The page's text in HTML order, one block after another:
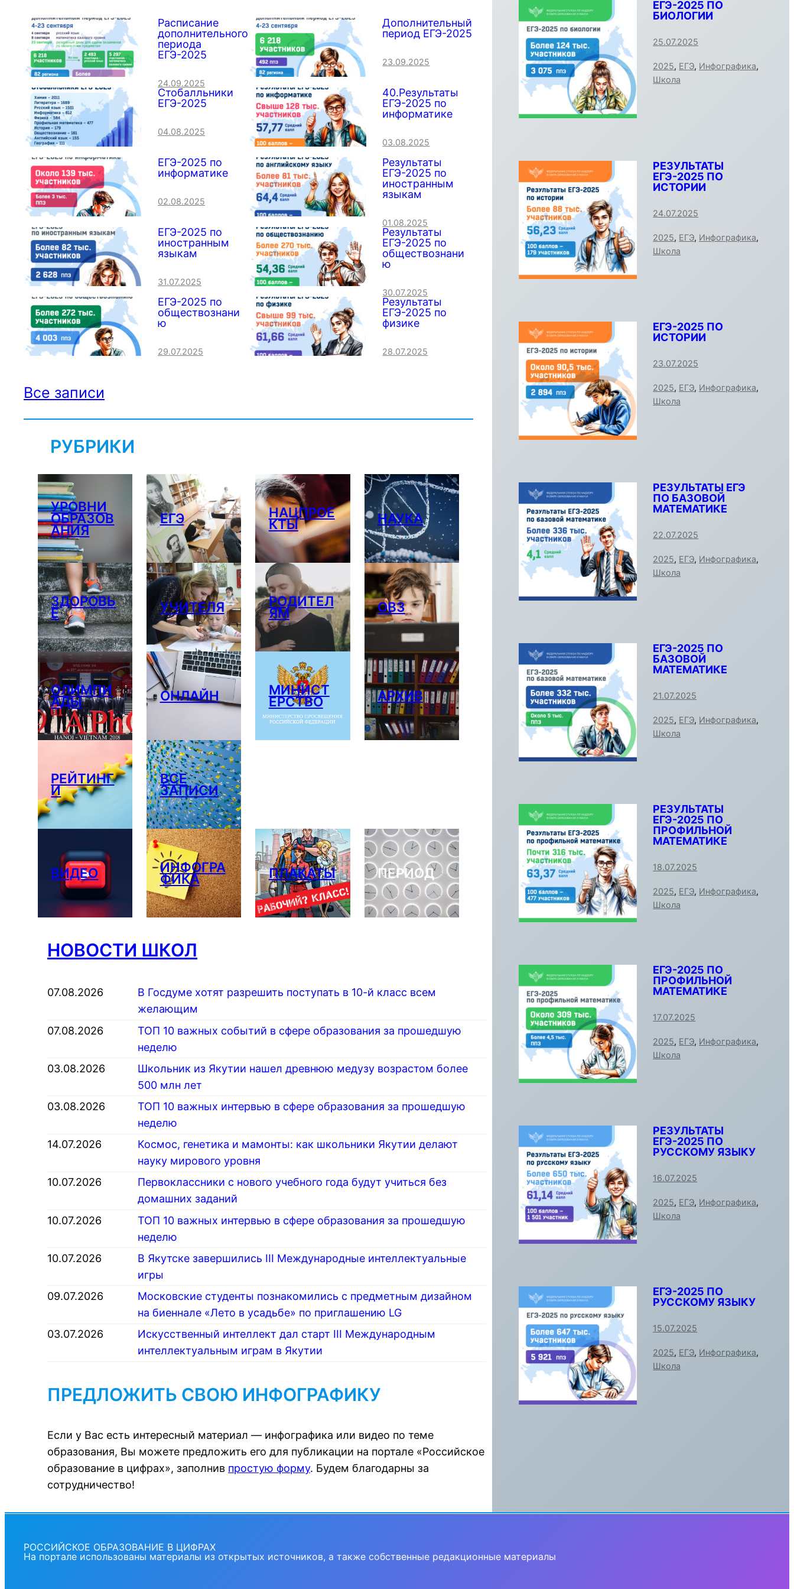
Расписание
дополнительного
периода
ЕГЭ-2025
24.09.2025
Дополнительный
период ЕГЭ-2025
23.09.2025
Стобалльники
ЕГЭ-2025
04.08.2025
40.Результаты
ЕГЭ-2025 по
информатике
03.08.2025
ЕГЭ-2025 по
информатике
02.08.2025
Результаты
ЕГЭ-2025 по
иностранным
языкам
01.08.2025
ЕГЭ-2025 по
иностранным
языкам
31.07.2025
Результаты
ЕГЭ-2025 по
обществознани
ю
30.07.2025
ЕГЭ-2025 по
обществознани
ю
29.07.2025
Результаты
ЕГЭ-2025 по
физике
28.07.2025
Все записи
РУБРИКИ
УРОВНИ
ОБРАЗОВ
АНИЯ
ЕГЭ НАЦПРОЕ
КТЫ НАУКА
ЗДОРОВЬ
Е УЧИТЕЛЯ РОДИТЕЛ
ЯМ ОВЗ
ОЛИМПИ
АДЫ ОНЛАЙН МИНИСТ
ЕРСТВО АРХИВ
РЕЙТИНГ
И
ВСЕ
ЗАПИСИ
ВИДЕО ИНФОГРА
ФИКА ПЛАКАТЫ ПЕРИОД
НОВОСТИ ШКОЛ
07.08.2026
В Госдуме хотят разрешить поступать в 10-й класс всем
желающим
07.08.2026
ТОП 10 важных событий в сфере образования за прошедшую
неделю
03.08.2026
Школьник из Якутии нашел древнюю медузу возрастом более
500 млн лет
03.08.2026
ТОП 10 важных интервью в сфере образования за прошедшую
неделю
14.07.2026
Космос, генетика и мамонты: как школьники Якутии делают
науку мирового уровня
10.07.2026
Первоклассники с нового учебного года будут учиться без
домашних заданий
10.07.2026
ТОП 10 важных интервью в сфере образования за прошедшую
неделю
10.07.2026
В Якутске завершились III Международные интеллектуальные
игры
09.07.2026
Московские студенты познакомились с предметным дизайном
на биеннале «Лето в усадьбе» по приглашению LG
03.07.2026
Искусственный интеллект дал старт III Международным
интеллектуальным играм в Якутии
ПРЕДЛОЖИТЬ СВОЮ ИНФОГРАФИКУ
Если у Вас есть интересный материал — инфографика или видео по теме
образования, Вы можете предложить его для публикации на портале «Российское
образование в цифрах», заполнив простую форму. Будем благодарны за
сотрудничество!
ЕГЭ-2025 ПО
БИОЛОГИИ
25.07.2025
2025, ЕГЭ, Инфографика,
Школа
РЕЗУЛЬТАТЫ
ЕГЭ-2025 ПО
ИСТОРИИ
24.07.2025
2025, ЕГЭ, Инфографика,
Школа
ЕГЭ-2025 ПО
ИСТОРИИ
23.07.2025
2025, ЕГЭ, Инфографика,
Школа
РЕЗУЛЬТАТЫ ЕГЭ
ПО БАЗОВОЙ
МАТЕМАТИКЕ
22.07.2025
2025, ЕГЭ, Инфографика,
Школа
ЕГЭ-2025 ПО
БАЗОВОЙ
МАТЕМАТИКЕ
21.07.2025
2025, ЕГЭ, Инфографика,
Школа
РЕЗУЛЬТАТЫ
ЕГЭ-2025 ПО
ПРОФИЛЬНОЙ
МАТЕМАТИКЕ
18.07.2025
2025, ЕГЭ, Инфографика,
Школа
ЕГЭ-2025 ПО
ПРОФИЛЬНОЙ
МАТЕМАТИКЕ
17.07.2025
2025, ЕГЭ, Инфографика,
Школа
РЕЗУЛЬТАТЫ
ЕГЭ-2025 ПО
РУССКОМУ ЯЗЫКУ
16.07.2025
2025, ЕГЭ, Инфографика,
Школа
ЕГЭ-2025 ПО
РУССКОМУ ЯЗЫКУ
15.07.2025
2025, ЕГЭ, Инфографика,
Школа
РОССИЙСКОЕ ОБРАЗОВАНИЕ В ЦИФРАХ
На портале использованы материалы из открытых источников, а также собственные редакционные материалы